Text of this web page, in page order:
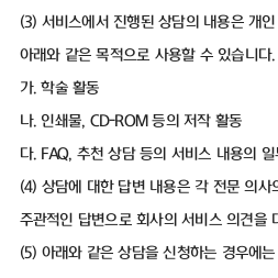
(3) 서비스에서 진행된 상담의 내용은 개
아래와 같은 목적으로 사용할 수 있습니다.
가. 학술 활동
나. 인쇄물, CD-ROM 등의 저작 활동
다. FAQ, 추천 상담 등의 서비스 내용의 일
(4) 상담에 대한 답변 내용은 각 전문 의사
주관적인 답변으로 회사의 서비스 의견을
(5) 아래와 같은 상담을 신청하는 경우에